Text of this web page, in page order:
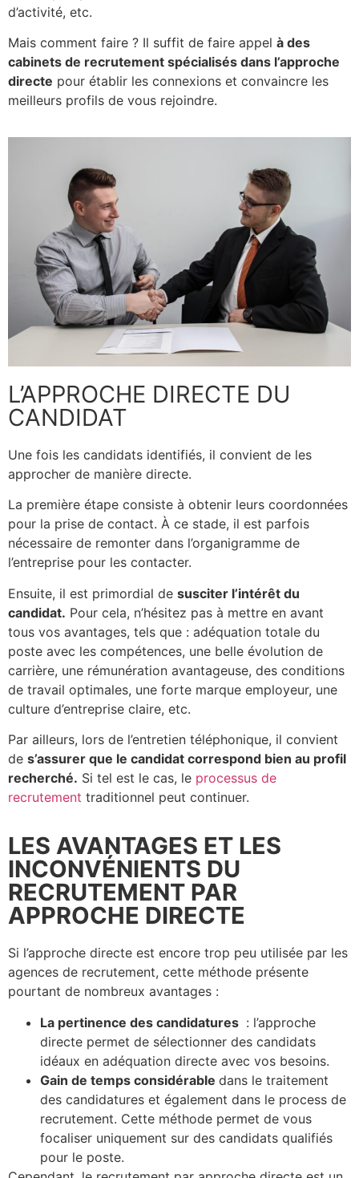
d’activité, etc.
Mais comment faire ? Il suffit de faire appel à des
cabinets de recrutement spécialisés dans l’approche
directe pour établir les connexions et convaincre les
meilleurs profils de vous rejoindre.
L’APPROCHE DIRECTE DU
CANDIDAT
Une fois les candidats identifiés, il convient de les
approcher de manière directe.
La première étape consiste à obtenir leurs coordonnées
pour la prise de contact. À ce stade, il est parfois
nécessaire de remonter dans l’organigramme de
l’entreprise pour les contacter.
Ensuite, il est primordial de susciter l’intérêt du
candidat. Pour cela, n’hésitez pas à mettre en avant
tous vos avantages, tels que : adéquation totale du
poste avec les compétences, une belle évolution de
carrière, une rémunération avantageuse, des conditions
de travail optimales, une forte marque employeur, une
culture d’entreprise claire, etc.
Par ailleurs, lors de l’entretien téléphonique, il convient
de s’assurer que le candidat correspond bien au profil
recherché. Si tel est le cas, le processus de
recrutement traditionnel peut continuer.
LES AVANTAGES ET LES
INCONVÉNIENTS DU
RECRUTEMENT PAR
APPROCHE DIRECTE
Si l’approche directe est encore trop peu utilisée par les
agences de recrutement, cette méthode présente
pourtant de nombreux avantages :
La pertinence des candidatures : l’approche
directe permet de sélectionner des candidats
idéaux en adéquation directe avec vos besoins.
Gain de temps considérable dans le traitement
des candidatures et également dans le process de
recrutement. Cette méthode permet de vous
focaliser uniquement sur des candidats qualifiés
pour le poste.